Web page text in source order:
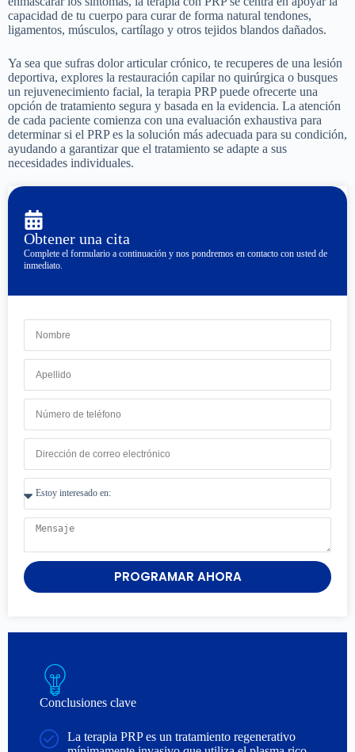
capacidad de tu cuerpo para curar de forma natural tendones,
ligamentos, músculos, cartílago y otros tejidos blandos dañados.
Ya sea que sufras dolor articular crónico, te recuperes de una lesión
deportiva, explores la restauración capilar no quirúrgica o busques
un rejuvenecimiento facial, la terapia PRP puede ofrecerte una
opción de tratamiento segura y basada en la evidencia. La atención
de cada paciente comienza con una evaluación exhaustiva para
determinar si el PRP es la solución más adecuada para su condición,
ayudando a garantizar que el tratamiento se adapte a sus
necesidades individuales.
Obtener una cita
Complete el formulario a continuación y nos pondremos en contacto con usted de
inmediato.
PROGRAMAR AHORA
Conclusiones clave
La terapia PRP es un tratamiento regenerativo